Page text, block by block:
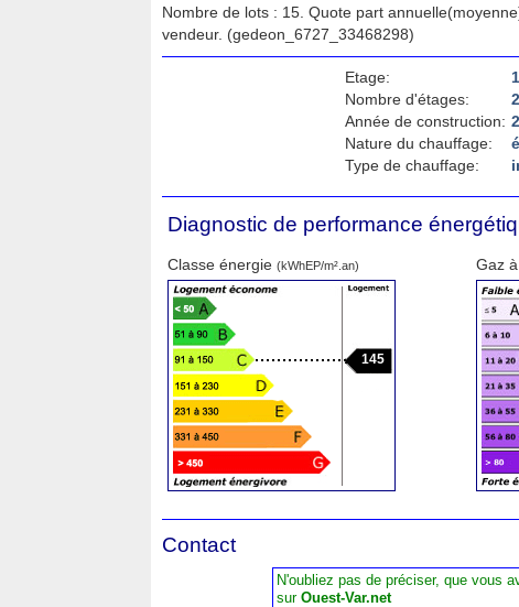
Nombre de lots : 15. Quote part
vendeur. (gedeon_6727_33468298)
Etage:
1
Nombre d'étages:
2
Année de construction:
Nature du chauffage:
Type de chauffage:
Diagnostic de performance
Classe énergie (kWhEP/m².an)
145
Gaz
Contact
N'oubliez pas de préciser, que vous
sur Ouest-Var.net